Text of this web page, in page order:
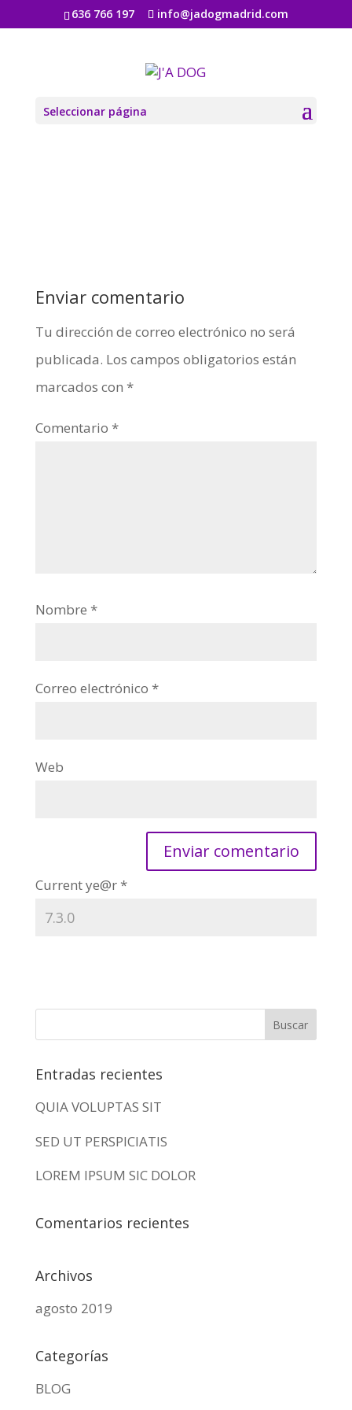
636 766 197 info@jadogmadrid.com
Seleccionar página
gallery-coffee-image-1
Enviar comentario
Tu dirección de correo electrónico no será
publicada. Los campos obligatorios están
marcados con *
Comentario *
Nombre *
Correo electrónico *
Web
Current ye@r *
Entradas recientes
QUIA VOLUPTAS SIT
SED UT PERSPICIATIS
LOREM IPSUM SIC DOLOR
Comentarios recientes
Archivos
agosto 2019
Categorías
BLOG